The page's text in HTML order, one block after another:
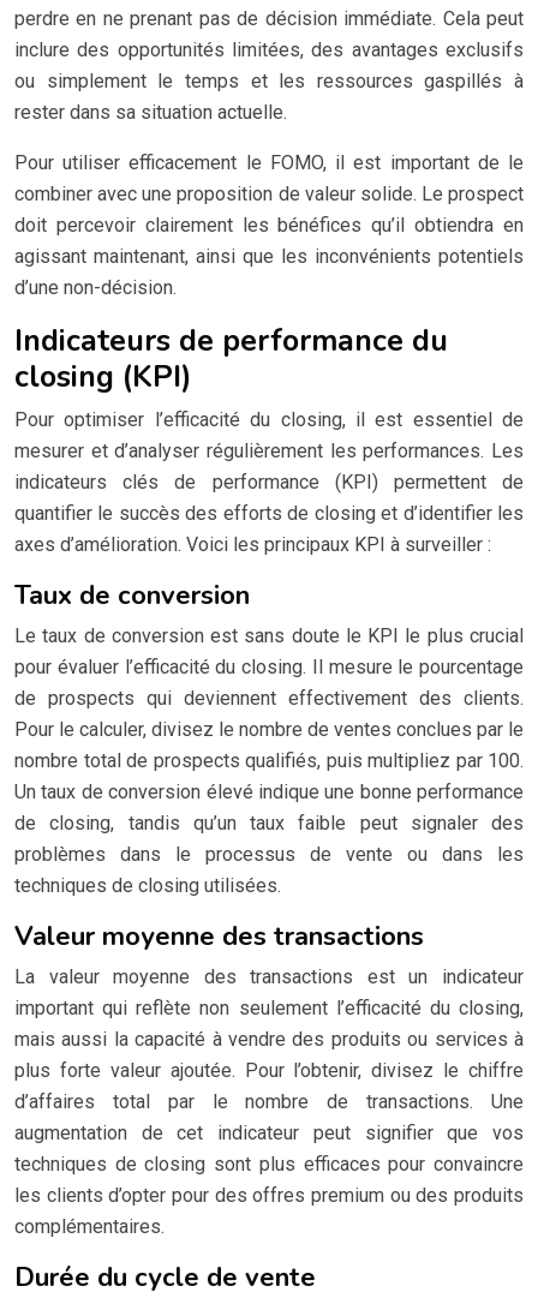
perdre en ne prenant pas de décision immédiate. Cela peut
inclure des opportunités limitées, des avantages exclusifs
ou simplement le temps et les ressources gaspillés à
rester dans sa situation actuelle.
Pour utiliser efficacement le FOMO, il est important de le
combiner avec une proposition de valeur solide. Le prospect
doit percevoir clairement les bénéfices qu’il obtiendra en
agissant maintenant, ainsi que les inconvénients potentiels
d’une non-décision.
Indicateurs de performance du
closing (KPI)
Pour optimiser l’efficacité du closing, il est essentiel de
mesurer et d’analyser régulièrement les performances. Les
indicateurs clés de performance (KPI) permettent de
quantifier le succès des efforts de closing et d’identifier les
axes d’amélioration. Voici les principaux KPI à surveiller :
Taux de conversion
Le taux de conversion est sans doute le KPI le plus crucial
pour évaluer l’efficacité du closing. Il mesure le pourcentage
de prospects qui deviennent effectivement des clients.
Pour le calculer, divisez le nombre de ventes conclues par le
nombre total de prospects qualifiés, puis multipliez par 100.
Un taux de conversion élevé indique une bonne performance
de closing, tandis qu’un taux faible peut signaler des
problèmes dans le processus de vente ou dans les
techniques de closing utilisées.
Valeur moyenne des transactions
La valeur moyenne des transactions est un indicateur
important qui reflète non seulement l’efficacité du closing,
mais aussi la capacité à vendre des produits ou services à
plus forte valeur ajoutée. Pour l’obtenir, divisez le chiffre
d’affaires total par le nombre de transactions. Une
augmentation de cet indicateur peut signifier que vos
techniques de closing sont plus efficaces pour convaincre
les clients d’opter pour des offres premium ou des produits
complémentaires.
Durée du cycle de vente